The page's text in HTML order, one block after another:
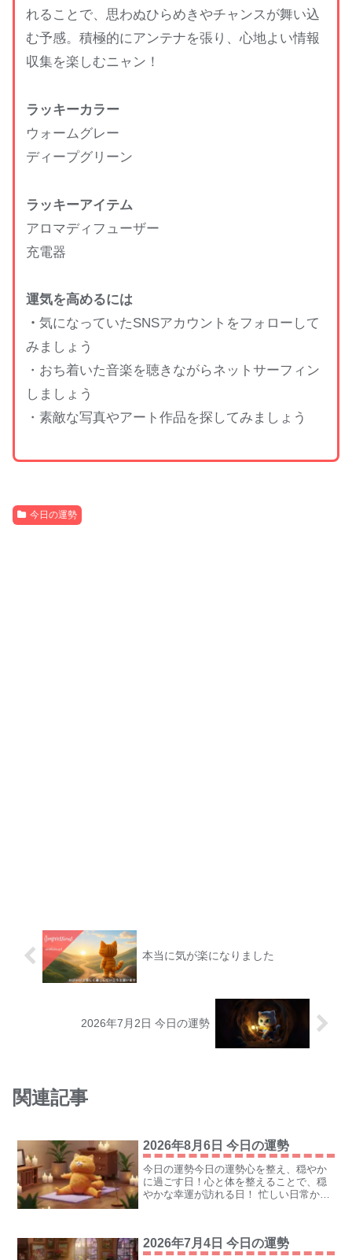
れることで、思わぬひらめきやチャンスが舞い込
む予感。積極的にアンテナを張り、心地よい情報
収集を楽しむニャン！
ラッキーカラー
ウォームグレー
ディープグリーン
ラッキーアイテム
アロマディフューザー
充電器
運気を高めるには
・ 気になっていたSNSアカウントをフォローして
みましょう
・おち着いた音楽を聴きながらネットサーフィン
しましょう
・素敵な写真やアート作品を探してみましょう
今日の運勢
本当に気が楽になりました
2026年7月2日 今日の運勢
関連記事
2026年8月6日 今日の運勢
今日の運勢今日の運勢心を整え、穏やか
に過ごす日！心と体を整えることで、穏
やかな幸運が訪れる日！ 忙しい日常から
キーカラーラベンダーパー...
2026年7月4日 今日の運勢